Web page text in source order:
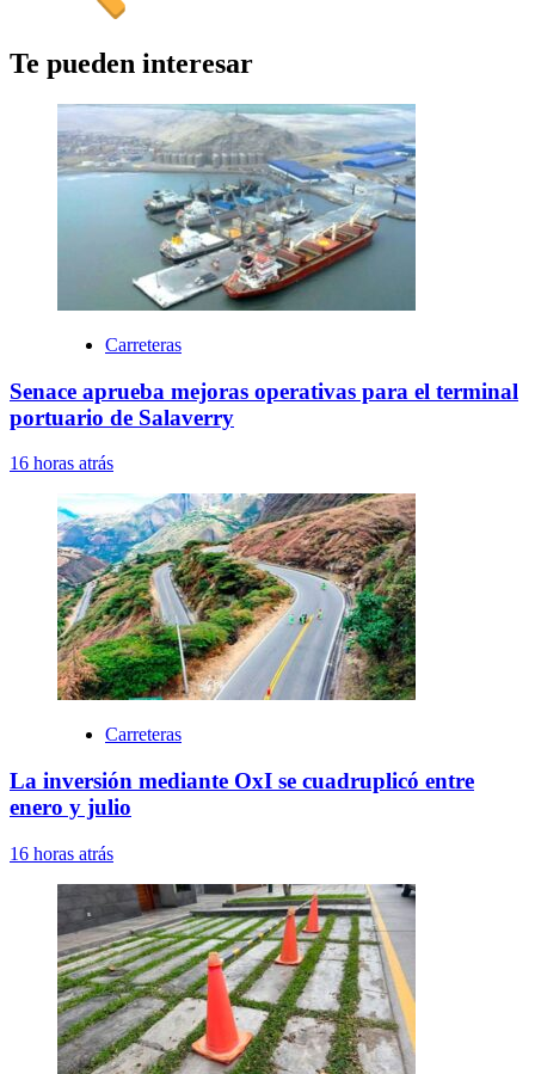
Te pueden interesar
Carreteras
Senace aprueba mejoras operativas para el terminal
portuario de Salaverry
16 horas atrás
Carreteras
La inversión mediante OxI se cuadruplicó entre
enero y julio
16 horas atrás